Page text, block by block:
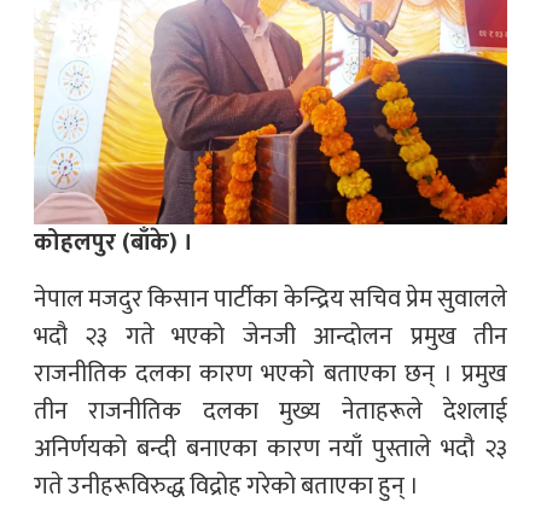
कोहलपुर (बाँके) ।
नेपाल मजदुर किसान पार्टीका केन्द्रिय सचिव प्रेम सुवालले
भदौ २३ गते भएको जेनजी आन्दोलन प्रमुख तीन
राजनीतिक दलका कारण भएको बताएका छन् । प्रमुख
तीन राजनीतिक दलका मुख्य नेताहरूले देशलाई
अनिर्णयको बन्दी बनाएका कारण नयाँ पुस्ताले भदौ २३
गते उनीहरूविरुद्ध विद्रोह गरेको बताएका हुन् ।